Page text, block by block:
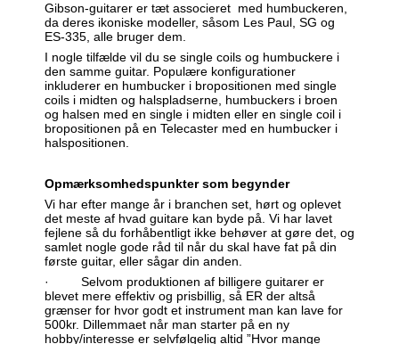
Gibson-guitarer er tæt associeret med humbuckeren,
da deres ikoniske modeller, såsom Les Paul, SG og
ES-335, alle bruger dem.
I nogle tilfælde vil du se single coils og humbuckere i
den samme guitar. Populære konfigurationer
inkluderer en humbucker i bropositionen med single
coils i midten og halspladserne, humbuckers i broen
og halsen med en single i midten eller en single coil i
bropositionen på en Telecaster med en humbucker i
halspositionen.
Opmærksomhedspunkter som begynder
Vi har efter mange år i branchen set, hørt og oplevet
det meste af hvad guitare kan byde på. Vi har lavet
fejlene så du forhåbentligt ikke behøver at gøre det, og
samlet nogle gode råd til når du skal have fat på din
første guitar, eller sågar din anden.
· Selvom produktionen af billigere guitarer er
blevet mere effektiv og prisbillig, så ER der altså
grænser for hvor godt et instrument man kan lave for
500kr. Dillemmaet når man starter på en ny
hobby/interesse er selvfølgelig altid ”Hvor mange